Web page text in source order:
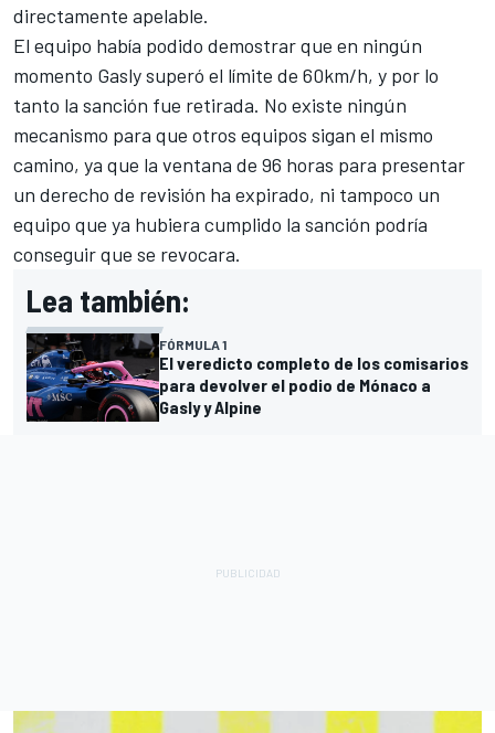
directamente apelable.
El equipo había podido demostrar que en ningún
momento Gasly superó el límite de 60km/h, y por lo
tanto la sanción fue retirada. No existe ningún
mecanismo para que otros equipos sigan el mismo
camino, ya que la ventana de 96 horas para presentar
un derecho de revisión ha expirado, ni tampoco un
equipo que ya hubiera cumplido la sanción podría
conseguir que se revocara.
Lea también:
FÓRMULA 1
El veredicto completo de los comisarios
para devolver el podio de Mónaco a
Gasly y Alpine